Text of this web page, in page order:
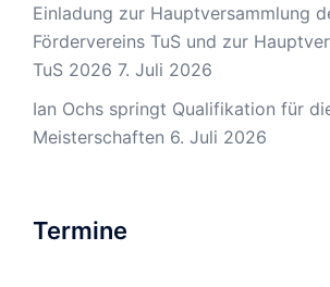
Einladung zur Hauptversammlung
Fördervereins TuS und zur
TuS 2026 7. Juli 2026
Ian Ochs springt Qualifikation für
Meisterschaften 6. Juli 2026
Termine